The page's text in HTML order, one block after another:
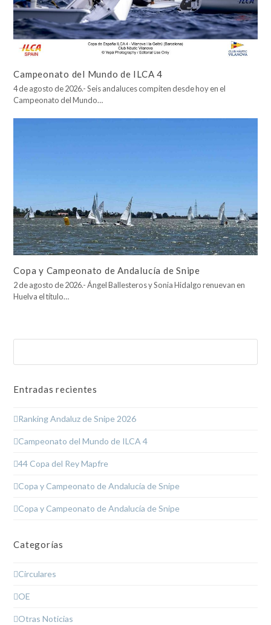
Campeonato del Mundo de ILCA 4
4 de agosto de 2026.- Seis andaluces compiten desde hoy en el
Campeonato del Mundo…
Copa y Campeonato de Andalucía de Snipe
2 de agosto de 2026.- Ángel Ballesteros y Sonia Hidalgo renuevan en
Huelva el título…
Entradas recientes
Ranking Andaluz de Snipe 2026
Campeonato del Mundo de ILCA 4
44 Copa del Rey Mapfre
Copa y Campeonato de Andalucía de Snipe
Copa y Campeonato de Andalucía de Snipe
Categorías
Circulares
OE
Otras Noticias